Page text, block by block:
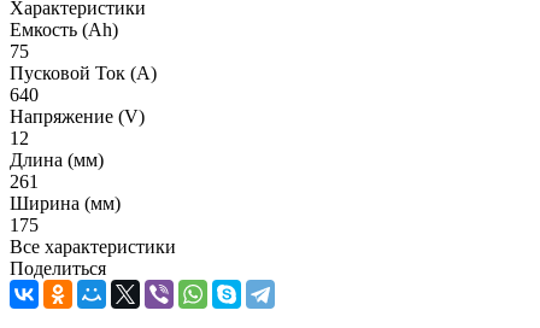
Характеристики
Емкость (Ah)
75
Пусковой Ток (A)
640
Напряжение (V)
12
Длина (мм)
261
Ширина (мм)
175
Все характеристики
Поделиться